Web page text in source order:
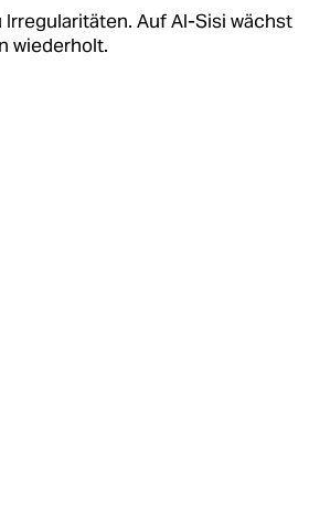
Auf Al-Sisi wächst
wiederholt.